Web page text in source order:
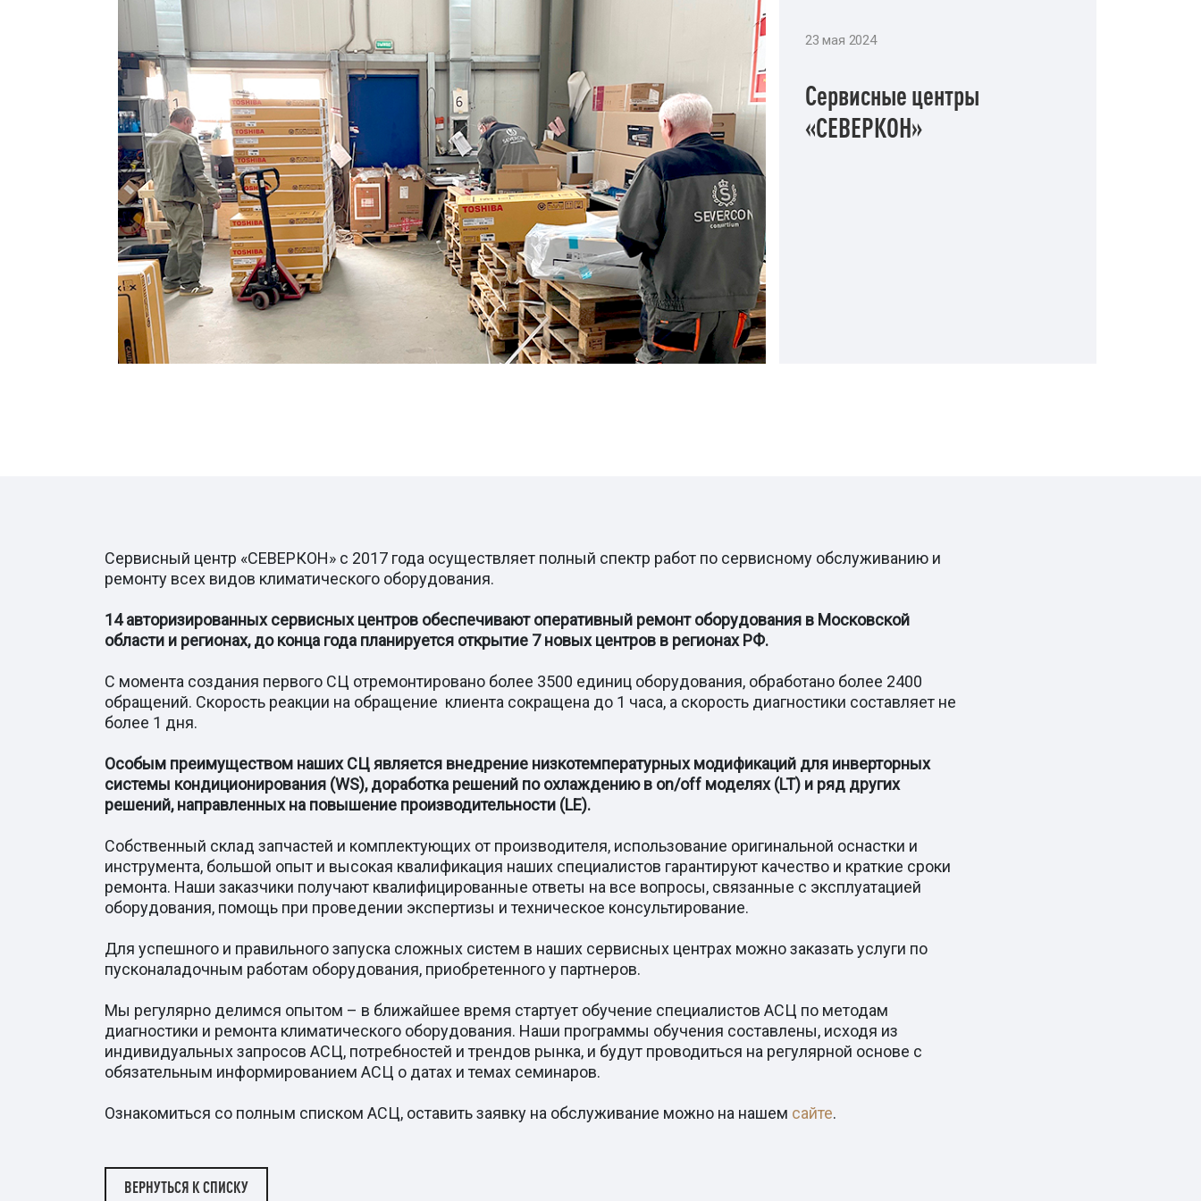
23 мая 2024
Сервисные центры
«СЕВЕРКОН»
Сервисный центр «СЕВЕРКОН» с 2017 года осуществляет полный спектр работ по сервисному обслуживанию и
ремонту всех видов климатического оборудования.
14 авторизированных сервисных центров обеспечивают оперативный ремонт оборудования в Московской
области и регионах, до конца года планируется открытие 7 новых центров в регионах РФ.
С момента создания первого СЦ отремонтировано более 3500 единиц оборудования, обработано более 2400
обращений. Скорость реакции на обращение клиента сокращена до 1 часа, а скорость диагностики составляет не
более 1 дня.
Особым преимуществом наших СЦ является внедрение низкотемпературных модификаций для инверторных
системы кондиционирования (WS), доработка решений по охлаждению в on/off моделях (LT) и ряд других
решений, направленных на повышение производительности (LE).
Собственный склад запчастей и комплектующих от производителя, использование оригинальной оснастки и
инструмента, большой опыт и высокая квалификация наших специалистов гарантируют качество и краткие сроки
ремонта. Наши заказчики получают квалифицированные ответы на все вопросы, связанные с эксплуатацией
оборудования, помощь при проведении экспертизы и техническое консультирование.
Для успешного и правильного запуска сложных систем в наших сервисных центрах можно заказать услуги по
пусконаладочным работам оборудования, приобретенного у партнеров.
Мы регулярно делимся опытом – в ближайшее время стартует обучение специалистов АСЦ по методам
диагностики и ремонта климатического оборудования. Наши программы обучения составлены, исходя из
индивидуальных запросов АСЦ, потребностей и трендов рынка, и будут проводиться на регулярной основе с
обязательным информированием АСЦ о датах и темах семинаров.
Ознакомиться со полным списком АСЦ, оставить заявку на обслуживание можно на нашем сайте.
ВЕРНУТЬСЯ К СПИСКУ